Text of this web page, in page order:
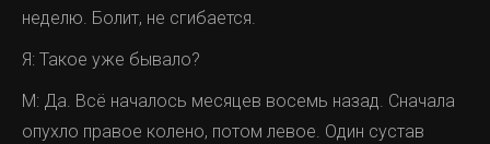
неделю. Болит, не сгибается.
Я: Такое уже бывало?
М: Да. Всё началось месяцев восемь назад. Сначала
опухло правое колено, потом левое. Один сустав